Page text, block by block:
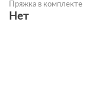
Пряжка в комплекте
Нет